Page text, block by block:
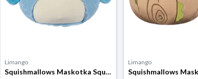
Limango
Squishmallows Maskotka Squishmallows "Harvey" - 3+ rozmiar: onesize
Limango